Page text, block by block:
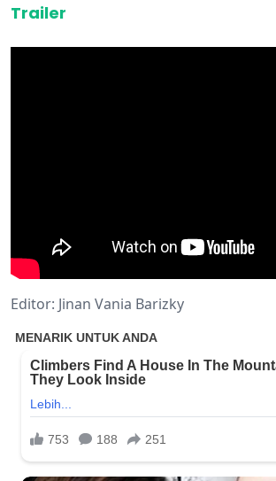
Trailer
Editor: Jinan Vania Barizky